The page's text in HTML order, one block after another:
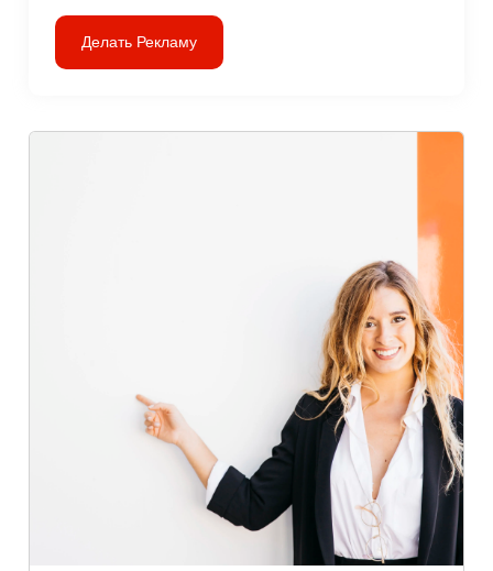
Делать Рекламу